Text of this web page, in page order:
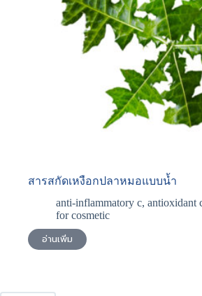
สารสกัดเหงือกปลาหมอแบบน้ำ
anti-inflammatory c, antioxidant
for cosmetic
อ่านเพิ่ม